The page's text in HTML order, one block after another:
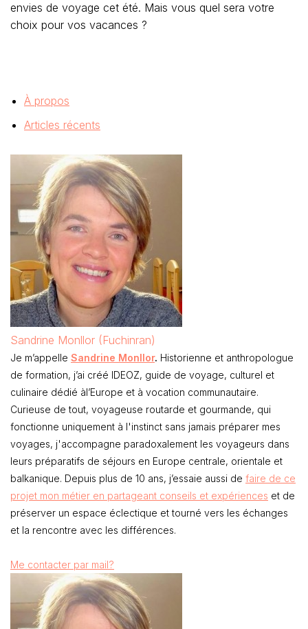
envies de voyage cet été. Mais vous quel sera votre
choix pour vos vacances ?
À propos
Articles récents
Sandrine Monllor (Fuchinran)
Je m’appelle Sandrine Monllor. Historienne et anthropologue
de formation, j’ai créé IDEOZ, guide de voyage, culturel et
culinaire dédié àl’Europe et à vocation communautaire.
Curieuse de tout, voyageuse routarde et gourmande, qui
fonctionne uniquement à l'instinct sans jamais préparer mes
voyages, j'accompagne paradoxalement les voyageurs dans
leurs préparatifs de séjours en Europe centrale, orientale et
balkanique. Depuis plus de 10 ans, j’essaie aussi de faire de ce
projet mon métier en partageant conseils et expériences et de
préserver un espace éclectique et tourné vers les échanges
et la rencontre avec les différences.
Me contacter par mail?